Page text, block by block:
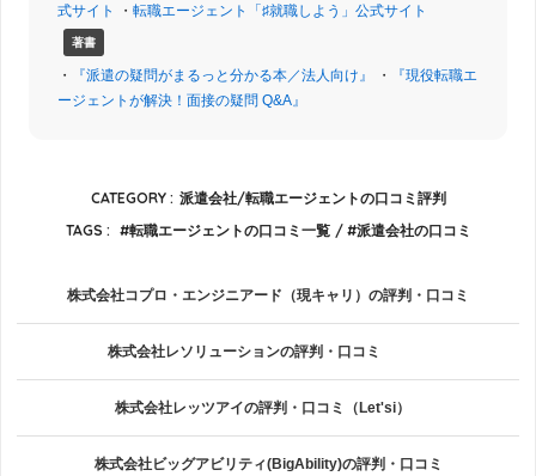
式サイト
・ 転職エージェント「♯就職しよう」公式サイト
著書
・ 『派遣の疑問がまるっと分かる本／法人向け』 ・
『現役転職エ
ージェントが解決！面接の疑問 Q&A』
CATEGORY : 派遣会社/転職エージェントの口コミ評判
TAGS :
転職エージェントの口コミ一覧 派遣会社の口コミ
株式会社コプロ・エンジニアード（現キャリ）の評判・口コミ
株式会社レソリューションの評判・口コミ
株式会社レッツアイの評判・口コミ（Let'si）
株式会社ビッグアビリティ(BigAbility)の評判・口コミ